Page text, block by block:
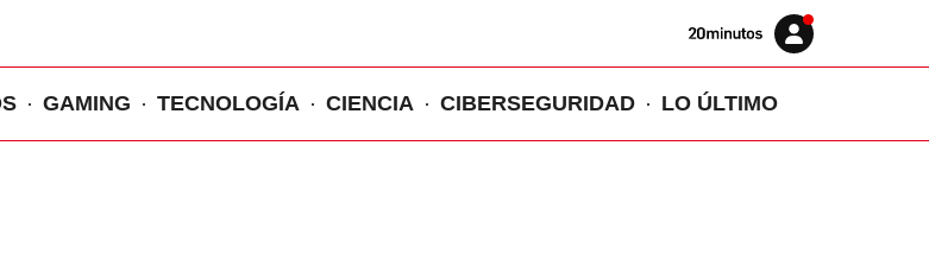
Volver
Iniciar
sesión
GAMING TECNOLOGÍA CIENCIA CIBERSEGURIDAD LO ÚLTIMO